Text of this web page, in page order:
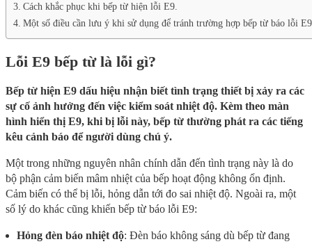
Cách khắc phục khi bếp từ hiện lỗi E9.
Một số điều cần lưu ý khi sử dụng để tránh trường hợp bếp từ báo lỗi E9
Lỗi E9 bếp từ là lỗi gì?
Bếp từ hiện E9 dấu hiệu nhận biết tình trạng thiết bị xảy ra các
sự cố ảnh hưởng đến việc kiểm soát nhiệt độ. Kèm theo màn
hình hiển thị E9, khi bị lỗi này, bếp từ thường phát ra các tiếng
kêu cảnh báo để người dùng chú ý.
Một trong những nguyên nhân chính dẫn đến tình trạng này là do
bộ phận cảm biến mâm nhiệt của bếp hoạt động không ổn định.
Cảm biến có thể bị lỗi, hỏng dẫn tới đo sai nhiệt độ. Ngoài ra, một
số lý do khác cũng khiến bếp từ báo lỗi E9:
Hỏng đèn báo nhiệt độ: Đèn báo không sáng dù bếp từ đang